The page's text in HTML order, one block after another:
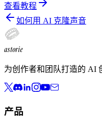
查看教程
如何用 AI 克隆声音
astorie
为创作者和团队打造的 AI
产品